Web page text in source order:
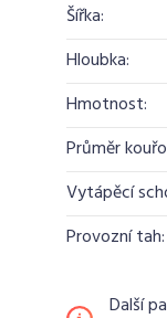
Šířka:
Hloubka:
Hmotnost:
Průměr
Vytápěcí
Provozní tah:
Další